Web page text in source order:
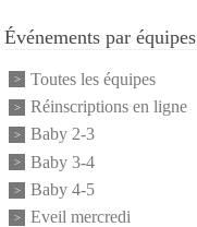
Événements par équipes
Toutes les équipes
Réinscriptions en ligne
Baby 2-3
Baby 3-4
Baby 4-5
Eveil mercredi